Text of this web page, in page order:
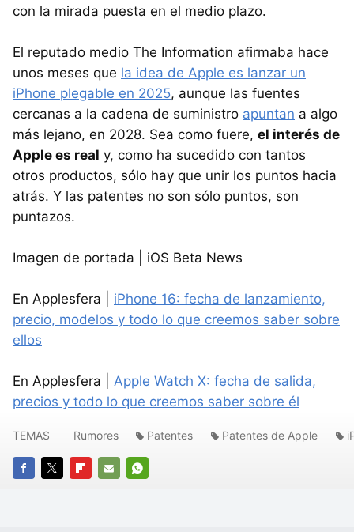
con la mirada puesta en el medio plazo.
El reputado medio The Information afirmaba hace
unos meses que la idea de Apple es lanzar un
iPhone plegable en 2025, aunque las fuentes
cercanas a la cadena de suministro apuntan a algo
más lejano, en 2028. Sea como fuere, el interés de
Apple es real y, como ha sucedido con tantos
otros productos, sólo hay que unir los puntos hacia
atrás. Y las patentes no son sólo puntos, son
puntazos.
Imagen de portada | iOS Beta News
En Applesfera | iPhone 16: fecha de lanzamiento,
precio, modelos y todo lo que creemos saber sobre
ellos
En Applesfera | Apple Watch X: fecha de salida,
precios y todo lo que creemos saber sobre él
FACEBOOK
TWITTERFLIPBOARD
E-
WHATSAPP
TEMAS Rumores Patentes Patentes de Apple